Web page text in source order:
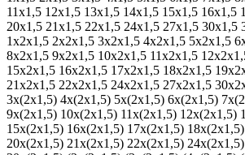
11х1,5 12х1,5 13х1,5 14х1,5 15х1,5 16х1,5
20х1,5 21х1,5 22х1,5 24х1,5 27х1,5 30х1,5
1х2х1,5 2х2х1,5 3х2х1,5 4х2х1,5 5х2х1,5
8х2х1,5 9х2х1,5 10х2х1,5 11х2х1,5
15х2х1,5 16х2х1,5 17х2х1,5 18х2х1,5
21х2х1,5 22х2х1,5 24х2х1,5 27х2х1,5
3х(2х1,5) 4х(2х1,5) 5х(2х1,5) 6х(2х1,5)
9х(2х1,5) 10х(2х1,5) 11х(2х1,5) 12х(2х1,5)
15х(2х1,5) 16х(2х1,5) 17х(2х1,5) 18х(2х1,5)
20х(2х1,5) 21х(2х1,5) 22х(2х1,5) 24х(2х1,5)